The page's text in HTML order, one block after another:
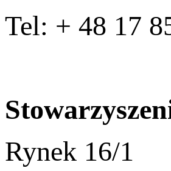
Tel: + 48 17
Rynek 16/1